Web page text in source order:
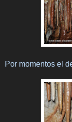
Por momentos el